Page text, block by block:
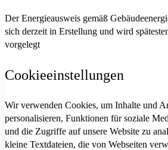
Der Energieausweis gemäß
sich derzeit in Erstellung und wird
vorgelegt
Cookieeinstellungen
Wir verwenden Cookies, um Inhalte und
personalisieren, Funktionen für soziale
und die Zugriffe auf unsere Website zu
kleine Textdateien, die von Webseiten